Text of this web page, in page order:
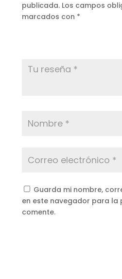
publicada. Los campos
marcados con *
Guarda mi nombre,
en este navegador para la
comente.